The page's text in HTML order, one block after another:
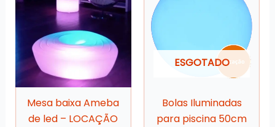
Mesa baixa Ameba
de led – LOCAÇÃO
ESGOTADO
Bolas Iluminadas
para piscina 50cm